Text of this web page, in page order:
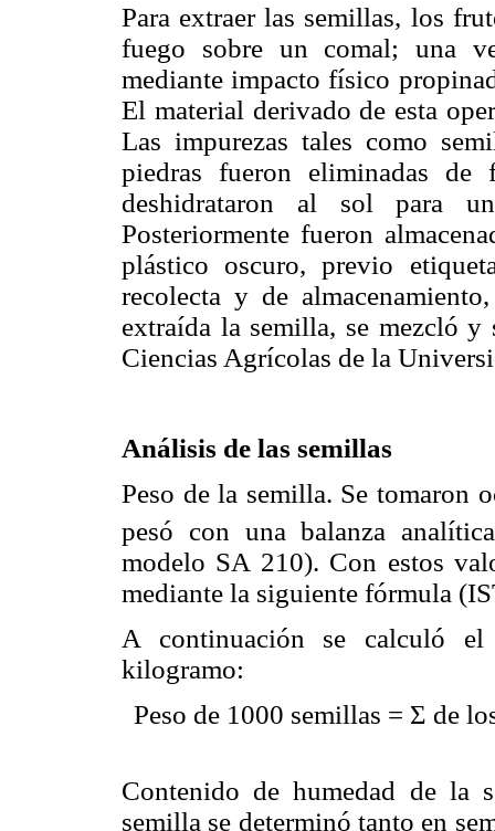
Para extraer las semillas, los
fuego sobre un comal; una
mediante impacto físico
El material derivado de esta
Las impurezas tales como
piedras fueron eliminadas de
deshidrataron al sol para
Posteriormente fueron
plástico oscuro, previo
recolecta y de
extraída la semilla, se mezcló
Ciencias Agrícolas de la
Análisis de las semillas
Peso de la semilla. Se tomaron
pesó con una balanza
modelo SA 210). Con estos
mediante la siguiente fórmula
A continuación se calculó
kilogramo:
Peso de 1000 semillas = Σ de
Contenido de humedad de la
semilla se determinó tanto en